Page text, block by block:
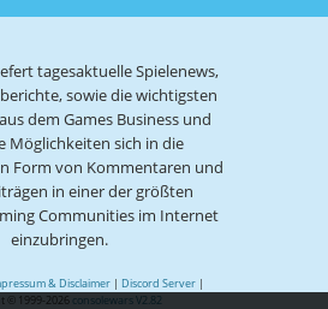
tagesaktuelle Spielenews,
sowie die wichtigsten
dem Games Business und
Möglichkeiten sich in die
Form von Kommentaren und
in einer der größten
Communities im Internet
einzubringen.
& Disclaimer | Discord Server |
© 1999-2026 consolewars V2.82